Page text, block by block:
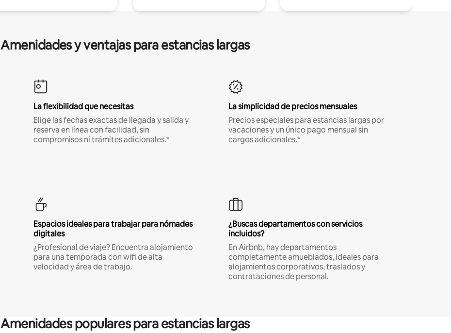
Amenidades y ventajas para estancias largas
La flexibilidad que necesitas
Elige las fechas exactas de llegada y salida y
reserva en línea con facilidad, sin
compromisos ni trámites adicionales.*
La simplicidad de precios mensuales
Precios especiales para estancias largas por
vacaciones y un único pago mensual sin
cargos adicionales.*
Espacios ideales para trabajar para nómades
digitales
¿Profesional de viaje? Encuentra alojamiento
para una temporada con wifi de alta
velocidad y área de trabajo.
¿Buscas departamentos con servicios
incluidos?
En Airbnb, hay departamentos
completamente amueblados, ideales para
alojamientos corporativos, traslados y
contrataciones de personal.
Amenidades populares para estancias largas